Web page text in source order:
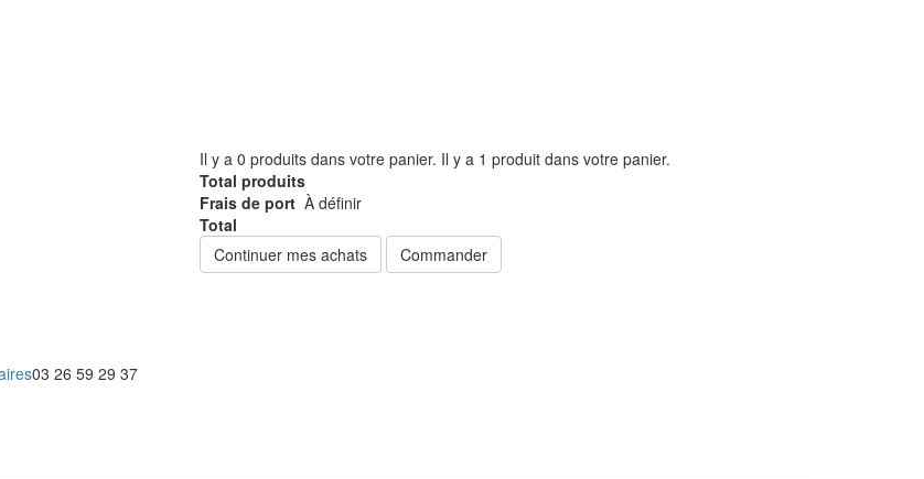
Il y a 0 produits dans votre panier. Il y a 1 produit dans votre panier.
Total produits
Frais de port À définir
Total
Continuer mes achats
Commander
03 26 59 29 37